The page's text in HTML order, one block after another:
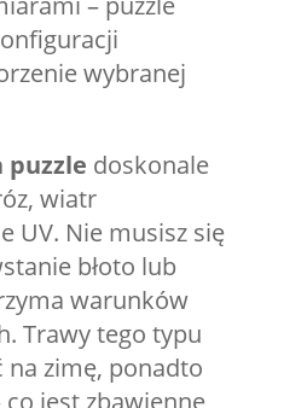
wybranej
puzzle doskonale
wiatr
UV. Nie musisz się
błoto lub
warunków
Trawy tego typu
na zimę, ponadto
jest zbawienne